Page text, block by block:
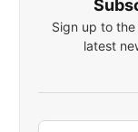
Sign up to
latest